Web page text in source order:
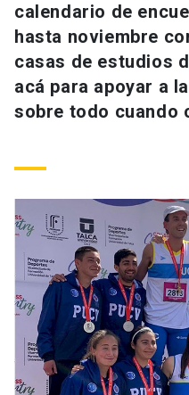
Académicos
Personal
Alumni
Admisión launch
Correo UC launch
Medios
Donaciones
calendario de
hasta noviembre
casas de estudios
acá para apoyar a
sobre todo cuando